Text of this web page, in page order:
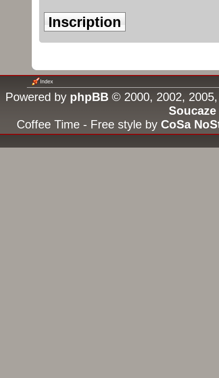
Inscription
Index
Powered by phpBB© 2000, 2002,
Soucaze
Coffee Time - Free style by CoSa